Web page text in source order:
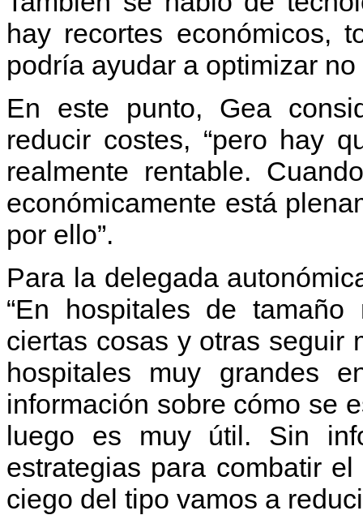
hay recortes económicos,
podría ayudar a optimizar
En este punto, Gea
reducir costes, “pero hay
realmente rentable.
económicamente está
por ello”.
Para la delegada
“En hospitales de
ciertas cosas y otras seguir
hospitales muy grandes
información sobre cómo se
luego es muy útil. Sin
estrategias para combatir
ciego del tipo vamos a